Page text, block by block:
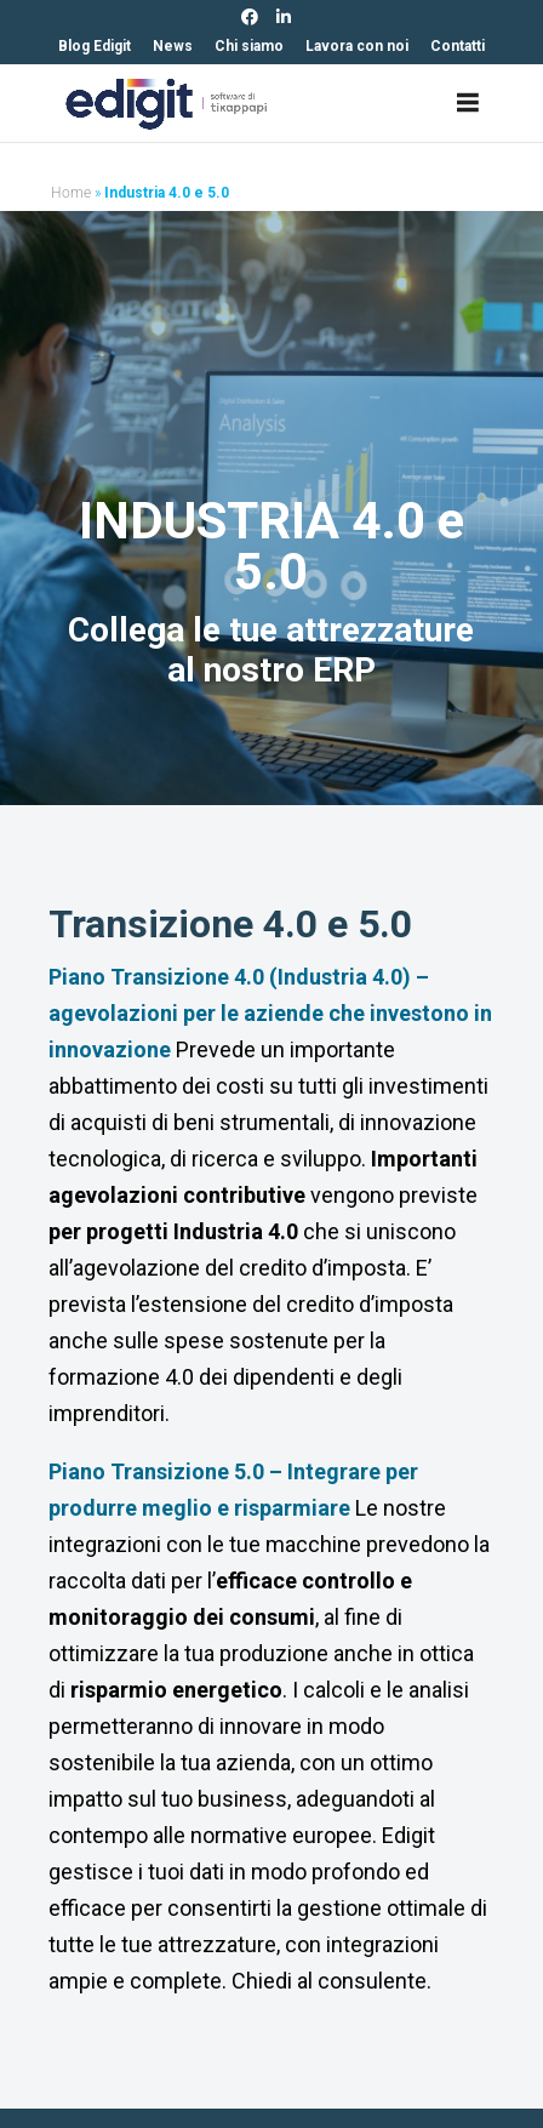
Blog Edigit News Chi siamo Lavora con noi Contatti
Home » Industria 4.0 e 5.0
INDUSTRIA 4.0 e
5.0
Collega le tue attrezzature
al nostro ERP
Transizione 4.0 e 5.0
Piano Transizione 4.0 (Industria 4.0) –
agevolazioni per le aziende che investono in
innovazione Prevede un importante
abbattimento dei costi su tutti gli investimenti
di acquisti di beni strumentali, di innovazione
tecnologica, di ricerca e sviluppo. Importanti
agevolazioni contributivevengono previste
per progetti Industria 4.0 che si uniscono
all’agevolazione del credito d’imposta. E’
prevista l’estensione del credito d’imposta
anche sulle spese sostenute per la
formazione 4.0 dei dipendenti e degli
imprenditori.
Piano Transizione 5.0 – Integrare per
produrre meglio e risparmiare Le nostre
integrazioni con le tue macchine prevedono la
raccolta dati per l’efficace controllo e
monitoraggio dei consumi, al fine di
ottimizzare la tua produzione anche in ottica
di risparmio energetico. I calcoli e le analisi
permetteranno di innovare in modo
sostenibile la tua azienda, con un ottimo
impatto sul tuo business, adeguandoti al
contempo alle normative europee. Edigit
gestisce i tuoi dati in modo profondo ed
efficace per consentirti la gestione ottimale di
tutte le tue attrezzature, con integrazioni
ampie e complete. Chiedi al consulente.